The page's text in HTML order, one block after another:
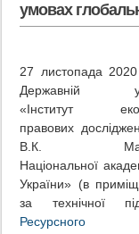
умовах
27 листопада
Державній
«Інститут
правових
В.К.
Національної
України» (в
за технічної
Ресурсного